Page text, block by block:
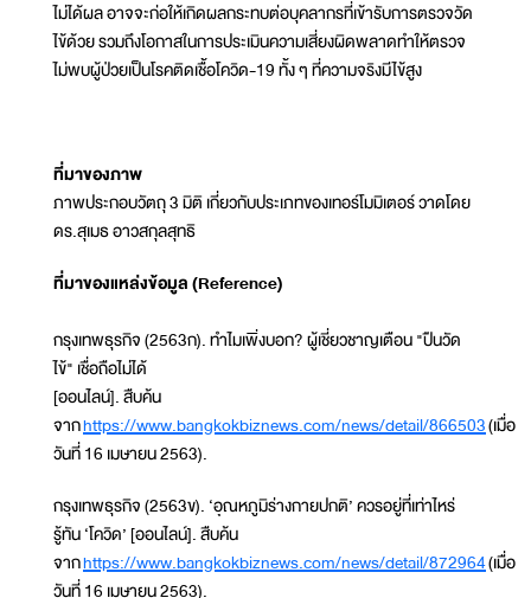
ไม่ได้ผล อาจจะก่อให้เกิดผลกระทบต่อบุคลากรที่เข้ารับการตรวจวัด
ไข้ด้วย รวมถึงโอกาสในการประเมินความเสี่ยงผิดพลาดทำให้ตรวจ
ไม่พบผู้ป่วยเป็นโรคติดเชื้อโควิด-19 ทั้ง ๆ ที่ความจริงมีไข้สูง
ที่มาของภาพ
ภาพประกอบวัตถุ 3 มิติ เกี่ยวกับประเภทของเทอร์โมมิเตอร์ วาดโดย
ดร.สุเมธ อาวสกุลสุทธิ
ที่มาของแหล่งข้อมูล (Reference)
กรุงเทพธุรกิจ (2563ก). ทำไมเพิ่งบอก? ผู้เชี่ยวชาญเตือน "ปืนวัด
ไข้" เชื่อถือไม่ได้
[ออนไลน์]. สืบค้น
จากhttps://www.bangkokbiznews.com/news/detail/866503(เมื่อ
วันที่ 16 เมษายน 2563).
กรุงเทพธุรกิจ (2563ข). ‘อุณหภูมิร่างกายปกติ’ ควรอยู่ที่เท่าไหร่
รู้ทัน ‘โควิด’ [ออนไลน์]. สืบค้น
จากhttps://www.bangkokbiznews.com/news/detail/872964(เมื่อ
วันที่ 16 เมษายน 2563).